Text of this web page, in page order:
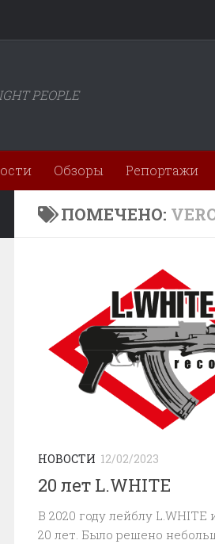
PEOPLE
Обзоры Репортажи
ПОМЕЧЕНО:
НОВОСТИ 12/02/2023
20 лет L.WHITE
В 2020 году лейблу L.WHITE
20 лет. Было решено